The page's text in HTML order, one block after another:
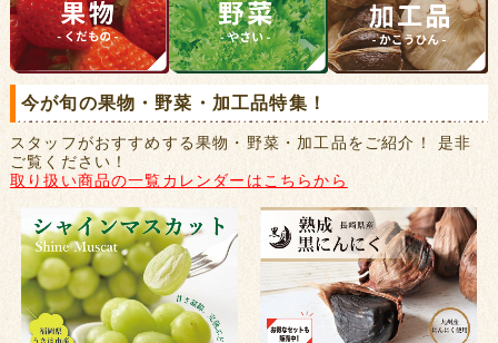
今が旬の果物・野菜・加工品特集！
スタッフがおすすめする果物・野菜・加工品をご紹介！ 是非
ご覧ください！
取り扱い商品の一覧カレンダーはこちらから